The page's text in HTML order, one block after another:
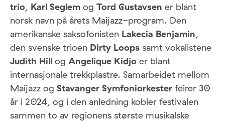
trio, Karl Seglem og Tord Gustavsen er blant
norsk navn på årets Maijazz-program. Den
amerikanske saksofonisten Lakecia Benjamin,
den svenske trioen Dirty Loops samt vokalistene
Judith Hill og Angelique Kidjo er blant
internasjonale trekkplastre. Samarbeidet mellom
Maijazz og Stavanger Symfoniorkester feirer 30
år i 2024, og i den anledning kobler festivalen
sammen to av regionens største musikalske